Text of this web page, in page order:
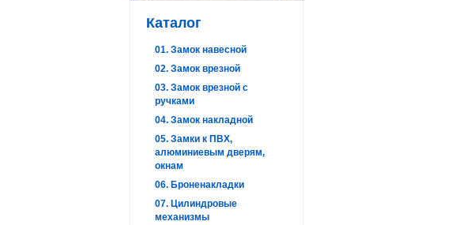
Каталог
01. Замок навесной
02. Замок врезной
03. Замок врезной с
ручками
04. Замок накладной
05. Замки к ПВХ,
алюминиевым дверям,
окнам
06. Броненакладки
07. Цилиндровые
механизмы